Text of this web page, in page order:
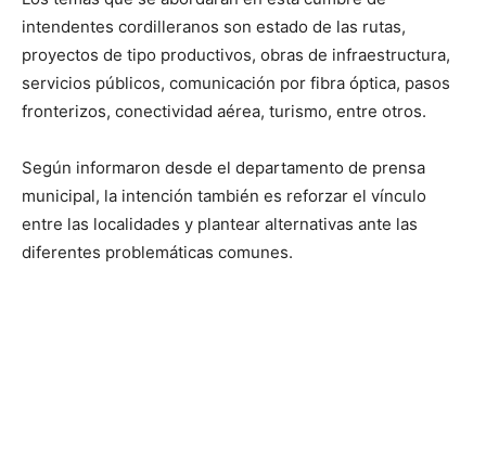
intendentes cordilleranos son estado de las rutas,
proyectos de tipo productivos, obras de infraestructura,
servicios públicos, comunicación por fibra óptica, pasos
fronterizos, conectividad aérea, turismo, entre otros.
Según informaron desde el departamento de prensa
municipal, la intención también es reforzar el vínculo
entre las localidades y plantear alternativas ante las
diferentes problemáticas comunes.